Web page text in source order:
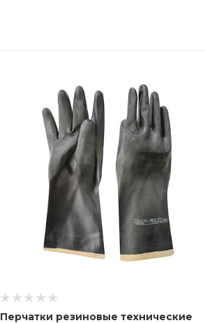
Перчатки резиновые технические